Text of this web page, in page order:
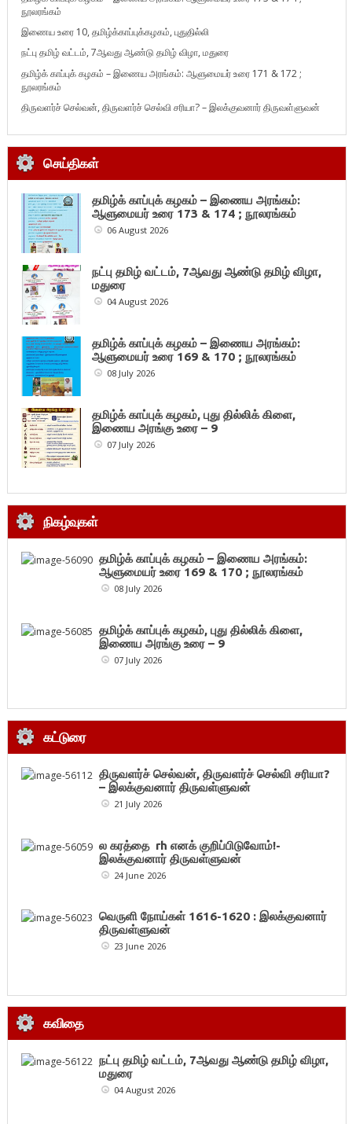
நூலரங்கம்
இணைய உரை 10, தமிழ்க்காப்புக்கழகம், புதுதில்லி
நட்பு தமிழ் வட்டம், 7ஆவது ஆண்டு தமிழ் விழா, மதுரை
தமிழ்க் காப்புக் கழகம் – இணைய அரங்கம்: ஆளுமையர் உரை 171 & 172 ;
நூலரங்கம்
திருவளர்ச் செல்வன், திருவளர்ச் செல்வி சரியா? – இலக்குவனார் திருவள்ளுவன்
செய்திகள்
தமிழ்க் காப்புக் கழகம் – இணைய அரங்கம்:
ஆளுமையர் உரை 173 & 174 ; நூலரங்கம்
06 August 2026
நட்பு தமிழ் வட்டம், 7ஆவது ஆண்டு தமிழ் விழா,
மதுரை
04 August 2026
தமிழ்க் காப்புக் கழகம் – இணைய அரங்கம்:
ஆளுமையர் உரை 169 & 170 ; நூலரங்கம்
08 July 2026
தமிழ்க் காப்புக் கழகம், புது தில்லிக் கிளை,
இணைய அரங்கு உரை – 9
07 July 2026
நிகழ்வுகள்
தமிழ்க் காப்புக் கழகம் – இணைய அரங்கம்:
ஆளுமையர் உரை 169 & 170 ; நூலரங்கம்
08 July 2026
தமிழ்க் காப்புக் கழகம், புது தில்லிக் கிளை,
இணைய அரங்கு உரை – 9
07 July 2026
கட்டுரை
திருவளர்ச் செல்வன், திருவளர்ச் செல்வி சரியா?
– இலக்குவனார் திருவள்ளுவன்
21 July 2026
ல கரத்தை rh எனக் குறிப்பிடுவோம்!-
இலக்குவனார் திருவள்ளுவன்
24 June 2026
வெருளி நோய்கள் 1616-1620 : இலக்குவனார்
திருவள்ளுவன்
23 June 2026
கவிதை
நட்பு தமிழ் வட்டம், 7ஆவது ஆண்டு தமிழ் விழா,
மதுரை
04 August 2026